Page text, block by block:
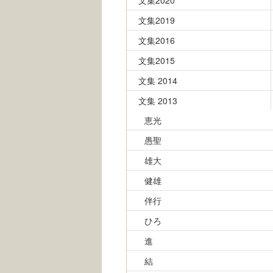
文集2019
文集2016
文集2015
文集 2014
文集 2013
恵光
愚聖
雄大
健雄
伴行
ひろ
進
結